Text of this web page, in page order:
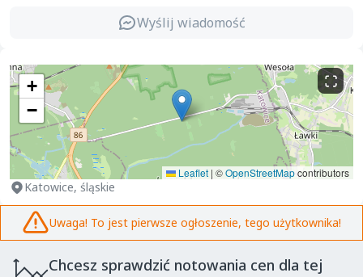
Wyślij wiadomość
+
−
Leaflet | ©OpenStreetMapcontributors
Katowice, śląskie
Uwaga! To jest pierwsze ogłoszenie, tego użytkownika!
Chcesz sprawdzić notowania cen dla tej